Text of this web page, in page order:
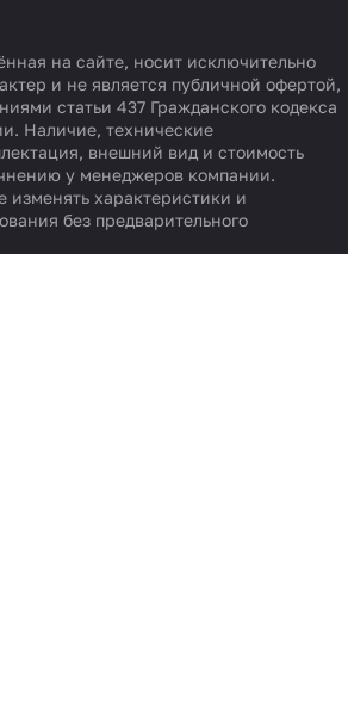
на сайте, носит исключительно
и не является публичной офертой,
статьи 437 Гражданского кодекса
Наличие, технические
внешний вид и стоимость
у менеджеров компании.
изменять характеристики и
без предварительного